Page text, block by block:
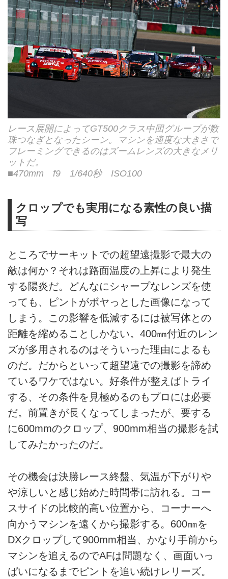
レース展開によってGT500クラス中団グループが数
珠つなぎとなったシーン。マシンを適度な大きさで
フレーミングできるのはズームレンズの大きなメリ
ットだ。
■470mm f9 1/640秒 ISO100
クロップでも実用になる素性の良い描
写
ところでサーキットでの超望遠撮影で最大の
敵は何か？それは路面温度の上昇により発生
する陽炎だ。どんなにシャープなレンズを使
っても、ピントがボヤっとした画像になって
しまう。この影響を低減するには被写体との
距離を縮めることしかない。400㎜付近のレン
ズが多用されるのはそういった理由によるも
のだ。だからといって超望遠での撮影を諦め
ているワケではない。好条件が整えばトライ
する、その条件を見極めるのもプロには必要
だ。前置きが長くなってしまったが、要する
に600mmのクロップ、900mm相当の撮影を試
してみたかったのだ。
その機会は決勝レース終盤、気温が下がりや
や涼しいと感じ始めた時間帯に訪れる。コー
スサイドの比較的高い位置から、コーナーへ
向かうマシンを遠くから撮影する。600㎜を
DXクロップして900mm相当、かなり手前から
マシンを追えるのでAFは問題なく、画面いっ
ぱいになるまでピントを追い続けレリーズ。